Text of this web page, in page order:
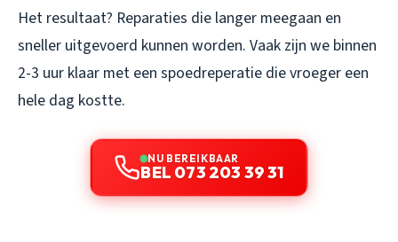
Het resultaat? Reparaties die langer meegaan en
sneller uitgevoerd kunnen worden. Vaak zijn we binnen
2-3 uur klaar met een spoedreperatie die vroeger een
hele dag kostte.
NU BEREIKBAAR
BEL 073 203 39 31